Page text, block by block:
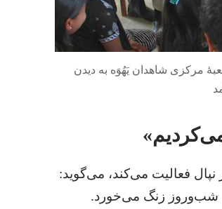
مرکزی شاهدان یَهُوَه به دیدن
فعالیت می‌کند،‏ می‌گوید:‏
شب‌وروز زنگ می‌خورد.‏